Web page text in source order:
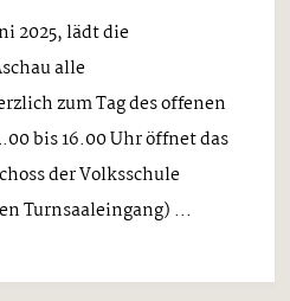
2025, lädt die
alle
zum Tag des offenen
bis 16.00 Uhr öffnet das
der Volksschule
Turnsaaleingang) ...